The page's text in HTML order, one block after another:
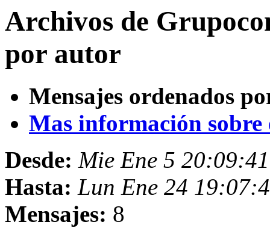
Archivos de
por autor
Mensajes ordenados
Mas información sobre
Desde: Mie Ene 5
Hasta: Lun Ene 24
Mensajes: 8